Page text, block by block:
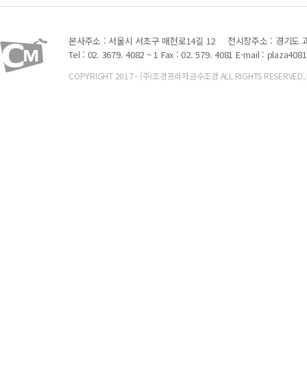
본사주소 : 서울시 서초구 매헌로14길 12
전시장주소 : 경기도
Tel : 02. 3679. 4082 ~ 1 Fax : 02. 579. 4081 E-mail :
COPYRIGHT 2017 - (주)조경프라자금수조경 ALL RIGHTS